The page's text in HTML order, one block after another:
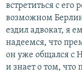
встретиться с
возможном
ездил адвокат, я
надеемся, что
он уже общался с
и знает о том, что